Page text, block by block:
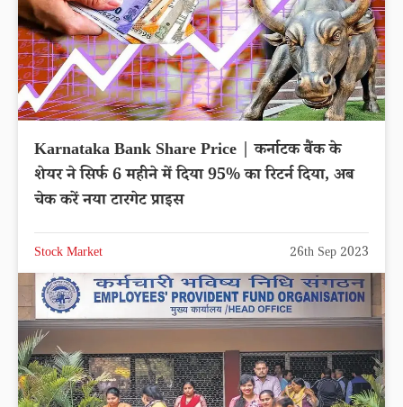
Karnataka Bank Share Price | कर्नाटक बैंक के
शेयर ने सिर्फ 6 महीने में दिया 95% का रिटर्न दिया, अब
चेक करें नया टारगेट प्राइस
Stock Market 26th Sep 2023